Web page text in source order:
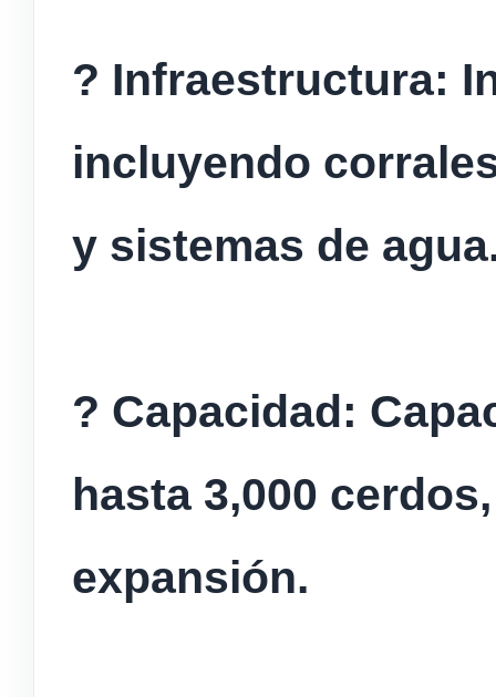
? Infraestructura:
incluyendo
y sistemas de
? Capacidad:
hasta 3,000
expansión.